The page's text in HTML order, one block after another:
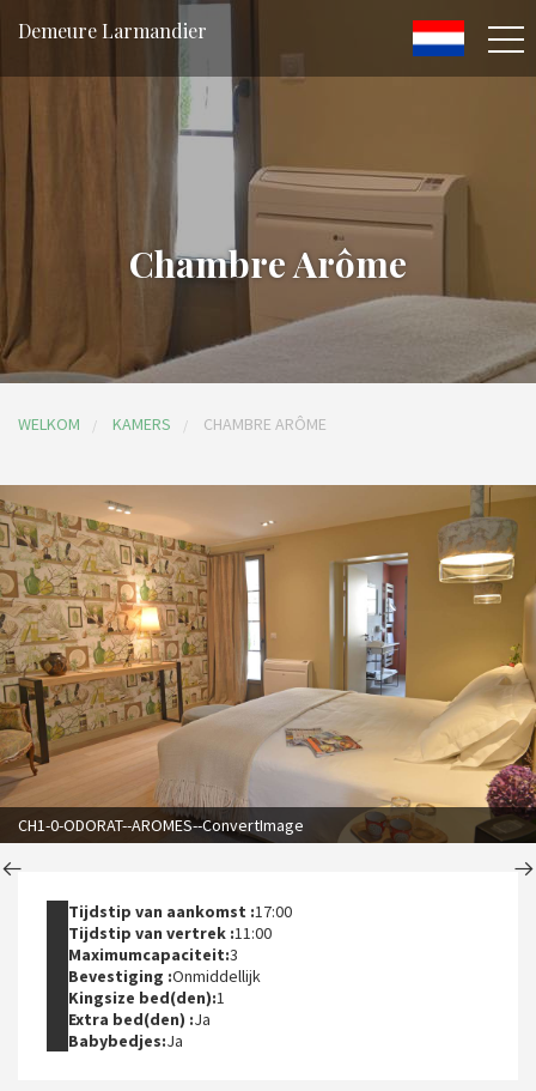
Demeure Larmandier
Chambre Arôme
WELKOM KAMERS CHAMBRE ARÔME
CH1-0-ODORAT--AROMES--ConvertImage
Tijdstip van aankomst :17:00
Tijdstip van vertrek :11:00
Maximumcapaciteit:3
Bevestiging :Onmiddellijk
Kingsize bed(den):1
Extra bed(den) :Ja
Babybedjes:Ja